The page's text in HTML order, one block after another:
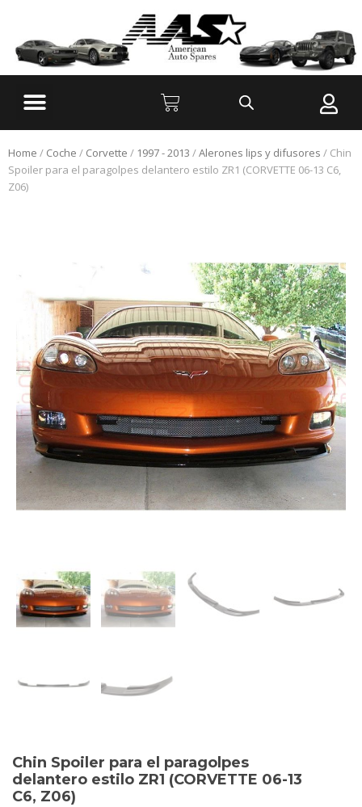
Home / Coche / Corvette / 1997 - 2013 /Alerones lips y difusores / Chin
Spoiler para el paragolpes delantero estilo ZR1 (CORVETTE 06-13 C6,
Z06)
Chin Spoiler para el paragolpes
delantero estilo ZR1 (CORVETTE 06-13
C6, Z06)